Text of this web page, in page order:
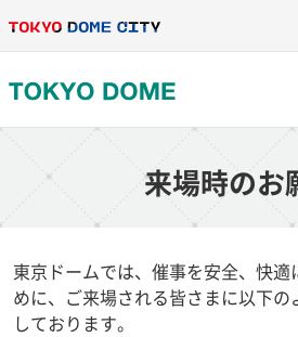
来場時のお
東京ドームでは、催事を安全、快
めに、ご来場される皆さまに以下
しております。